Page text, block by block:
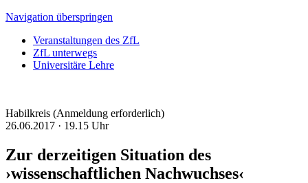
Navigation überspringen
Veranstaltungen des ZfL
ZfL unterwegs
Universitäre Lehre
Habilkreis (Anmeldung erforderlich)
26.06.2017 · 19.15 Uhr
Zur derzeitigen Situation des
›wissenschaftlichen Nachwuchses‹